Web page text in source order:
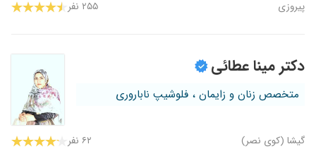
پیروزی ۲۵۵ نفر
دکتر مینا عطائی
متخصص زنان و زایمان ، فلوشیپ ناباروری
گیشا (کوی نصر) ۶۲ نفر